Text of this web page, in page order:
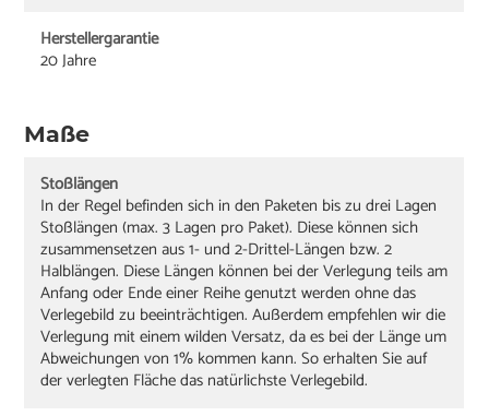
Herstellergarantie
20 Jahre
Maße
Stoßlängen
In der Regel befinden sich in den Paketen bis zu drei Lagen
Stoßlängen (max. 3 Lagen pro Paket). Diese können sich
zusammensetzen aus 1- und 2-Drittel-Längen bzw. 2
Halblängen. Diese Längen können bei der Verlegung teils am
Anfang oder Ende einer Reihe genutzt werden ohne das
Verlegebild zu beeinträchtigen. Außerdem empfehlen wir die
Verlegung mit einem wilden Versatz, da es bei der Länge um
Abweichungen von 1% kommen kann. So erhalten Sie auf
der verlegten Fläche das natürlichste Verlegebild.